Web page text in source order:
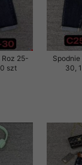
Roz 25-
szt
30,